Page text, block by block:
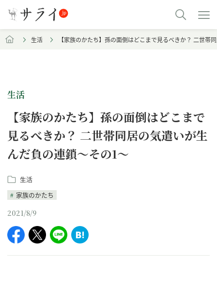
生活 【家族のかたち】孫の面倒はどこまで見るべきか？ 二世帯
生活
【家族のかたち】孫の面倒はどこまで
見るべきか？ 二世帯同居の気遣いが生
んだ負の連鎖～その1～
生活
家族のかたち
2021/8/9